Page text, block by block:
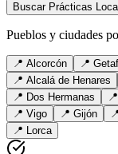
Buscar Prácticas
Pueblos y ciudades
📍 Alcorcón 📍
📍 Alcalá de Henares
📍 Dos Hermanas 📍
📍 Vigo 📍 Gijón
📍 Lorca